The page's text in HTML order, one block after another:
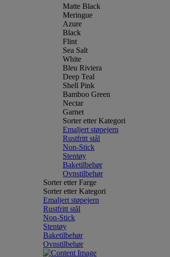
Matte Black
Meringue
Azure
Black
Flint
Sea Salt
White
Bleu Riviera
Deep Teal
Shell Pink
Bamboo Green
Nectar
Garnet
Sorter etter Kategori
Emaljert støpejern
Rustfritt stål
Non-Stick
Stentøy
Baketilbehør
Ovnstilbehør
Sorter etter Farge
Sorter etter Kategori
Emaljert støpejern
Rustfritt stål
Non-Stick
Stentøy
Baketilbehør
Ovnstilbehør